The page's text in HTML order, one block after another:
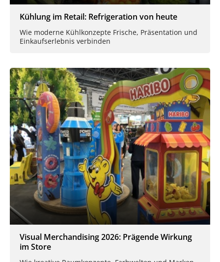
Kühlung im Retail: Refrigeration von heute
Wie moderne Kühlkonzepte Frische, Präsentation und
Einkaufserlebnis verbinden
Visual Merchandising 2026: Prägende Wirkung
im Store